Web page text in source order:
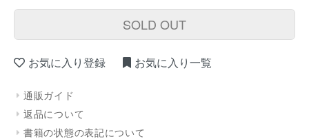
SOLD OUT
お気に入り登録 お気に入り一覧
通販ガイド
返品について
書籍の状態の表記について